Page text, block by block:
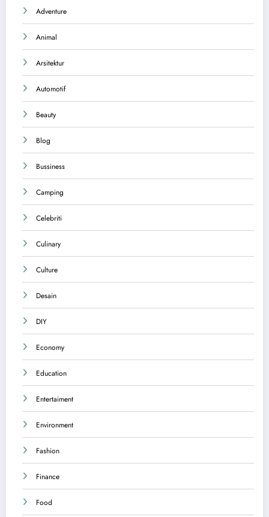
Adventure
Animal
Arsitektur
Automotif
Beauty
Blog
Bussiness
Camping
Celebriti
Culinary
Culture
Desain
DIY
Economy
Education
Entertaiment
Environment
Fashion
Finance
Food